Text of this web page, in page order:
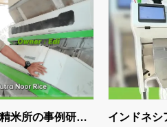
インドネシアのコーヒープロセッ